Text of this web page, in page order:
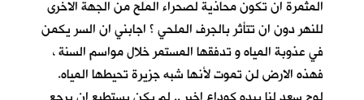
المثمرة ان تكون محاذية لصحراء الملح من الجهة الاخرى
للنهر دون ان تتأثر بالجرف الملحي ؟ اجابني ان السر يكمن
في عذوبة المياه و تدفقها المستمر خلال مواسم السنة ،
فهذه الارض لن تموت لأنها شبه جزيرة تحيطها المياه.